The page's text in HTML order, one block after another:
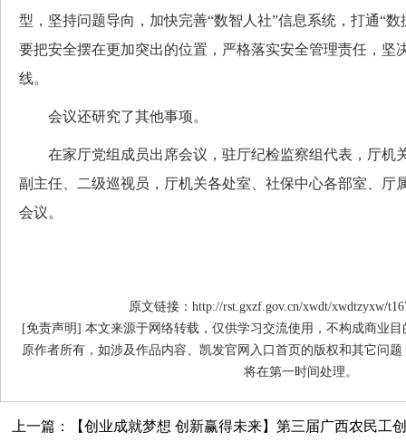
型，坚持问题导向，加快完善“数智人社”信息系统，打通“数
要把安全摆在更加突出的位置，严格落实安全管理责任，坚
线。
会议还研究了其他事项。
在家厅党组成员出席会议，驻厅纪检监察组代表，厅机
副主任、二级巡视员，厅机关各处室、社保中心各部室、厅
会议。
原文链接：http://rst.gxzf.gov.cn/xwdt/xwdtzyxw/
[免责声明] 本文来源于网络转载，仅供学习交流使用，不构成商业
原作者所有，如涉及作品内容、凯发官网入口首页的版权和其它问
将在第一时间处理。
上一篇：【创业成就梦想 创新赢得未来】第三届广西农民工